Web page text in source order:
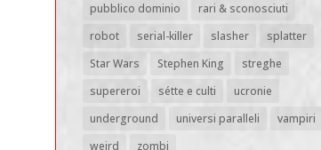
pubblico dominio
rari & sconosciuti
robot
serial-killer slasher
splatter
Star Wars
Stephen King
streghe
supereroi
sétte e culti
ucronie
underground
universi paralleli
vampiri
weird
zombi